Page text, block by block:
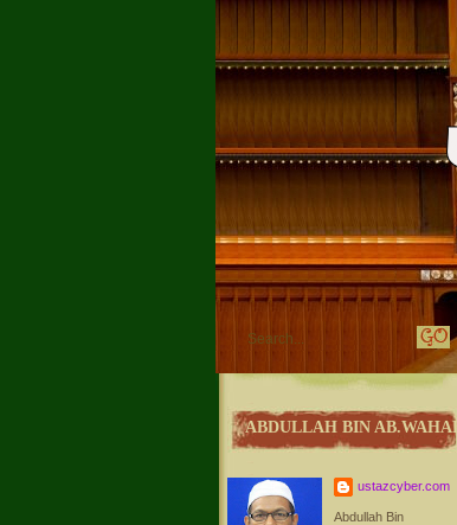
ABDULLAH BIN AB.WAHAB
ustazcyber.com
Abdullah Bin